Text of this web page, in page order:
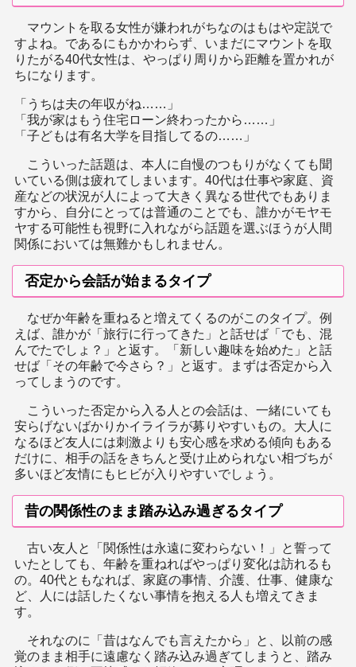
マウントを取る女性が嫌われがちなのはもはや定説で
すよね。であるにもかかわらず、いまだにマウントを取
りたがる40代女性は、やっぱり周りから距離を置かれが
ちになります。
「うちは夫の年収がね……」
「我が家はもう住宅ローン終わったから……」
「子どもは有名大学を目指してるの……」
こういった話題は、本人に自慢のつもりがなくても聞
いている側は疲れてしまいます。40代は仕事や家庭、資
産などの状況が人によって大きく異なる世代でもありま
すから、自分にとっては普通のことでも、誰かがモヤモ
ヤする可能性も視野に入れながら話題を選ぶほうが人間
関係においては無難かもしれません。
否定から会話が始まるタイプ
なぜか年齢を重ねると増えてくるのがこのタイプ。例
えば、誰かが「旅行に行ってきた」と話せば「でも、混
んでたでしょ？」と返す。「新しい趣味を始めた」と話
せば「その年齢で今さら？」と返す。まずは否定から入
ってしまうのです。
こういった否定から入る人との会話は、一緒にいても
安らげないばかりかイライラが募りやすいもの。大人に
なるほど友人には刺激よりも安心感を求める傾向もある
だけに、相手の話をきちんと受け止められない相づちが
多いほど友情にもヒビが入りやすいでしょう。
昔の関係性のまま踏み込み過ぎるタイプ
古い友人と「関係性は永遠に変わらない！」と誓って
いたとしても、年齢を重ねればやっぱり変化は訪れるも
の。40代ともなれば、家庭の事情、介護、仕事、健康な
ど、人には話したくない事情を抱える人も増えてきま
す。
それなのに「昔はなんでも言えたから」と、以前の感
覚のまま相手に遠慮なく踏み込み過ぎてしまうと、踏み